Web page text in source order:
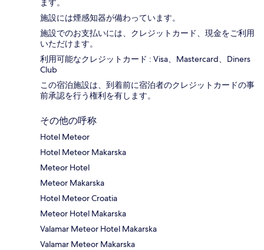
ます。
施設には煙感知器が備わっています。
施設でのお支払いには、クレジットカード、現金をご利用
いただけます。
利用可能なクレジットカード : Visa、Mastercard、Diners
Club
この宿泊施設は、到着前に宿泊者のクレジットカードの事
前承認を行う権利を有します。
その他の呼称
Hotel Meteor
Hotel Meteor Makarska
Meteor Hotel
Meteor Makarska
Hotel Meteor Croatia
Meteor Hotel Makarska
Valamar Meteor Hotel Makarska
Valamar Meteor Makarska